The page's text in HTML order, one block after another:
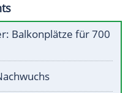
Balkonplätze für 700